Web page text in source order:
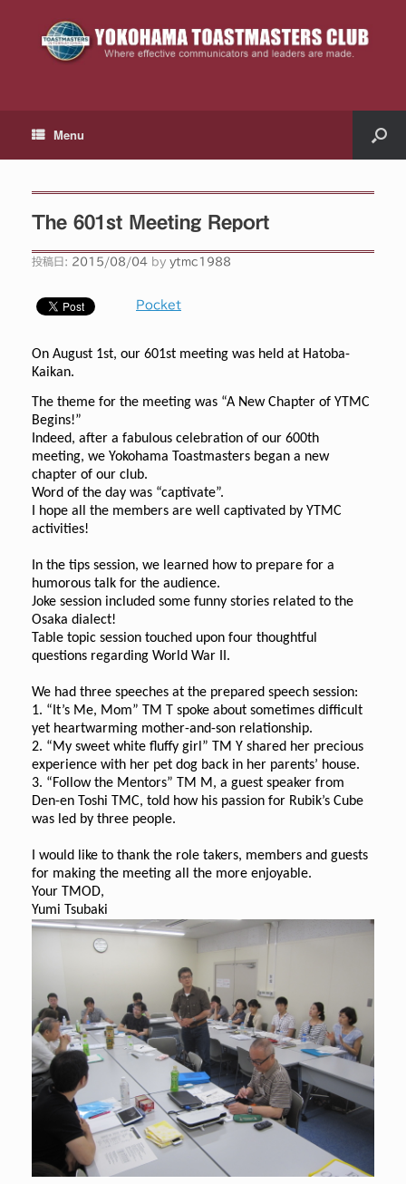
Menu
The 601st Meeting Report
投稿日: 2015/08/04 by ytmc1988
Pocket
On August 1st, our 601st meeting was held at Hatoba-
Kaikan.
The theme for the meeting was “A New Chapter of YTMC
Begins!”
Indeed, after a fabulous celebration of our 600th
meeting, we Yokohama Toastmasters began a new
chapter of our club.
Word of the day was “captivate”.
I hope all the members are well captivated by YTMC
activities!
In the tips session, we learned how to prepare for a
humorous talk for the audience.
Joke session included some funny stories related to the
Osaka dialect!
Table topic session touched upon four thoughtful
questions regarding World War II.
We had three speeches at the prepared speech session:
1. “It’s Me, Mom” TM T spoke about sometimes difficult
yet heartwarming mother-and-son relationship.
2. “My sweet white fluffy girl” TM Y shared her precious
experience with her pet dog back in her parents’ house.
3. “Follow the Mentors” TM M, a guest speaker from
Den-en Toshi TMC, told how his passion for Rubik’s Cube
was led by three people.
I would like to thank the role takers, members and guests
for making the meeting all the more enjoyable.
Your TMOD,
Yumi Tsubaki